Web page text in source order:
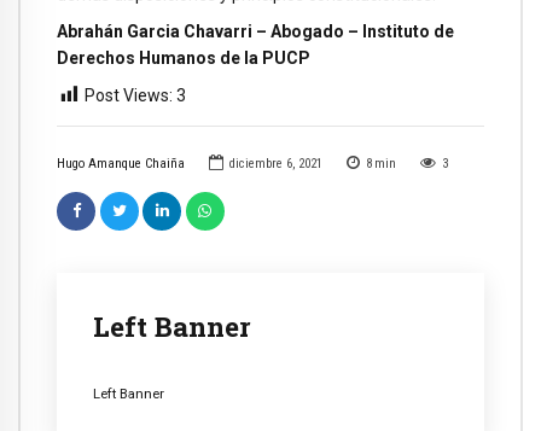
Hugo Amanque Chaiña diciembre 6, 2021 8 min 3
Left Banner
Left Banner
Abrahán Garcia Chavarri – Abogado – Instituto de
Derechos Humanos de la PUCP
Post Views: 3